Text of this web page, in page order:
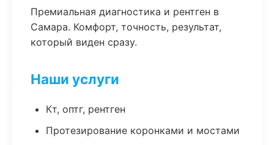
Премиальная диагностика и рентген в
Самара. Комфорт, точность, результат,
который виден сразу.
Наши услуги
Кт, оптг, рентген
Протезирование коронками и мостами